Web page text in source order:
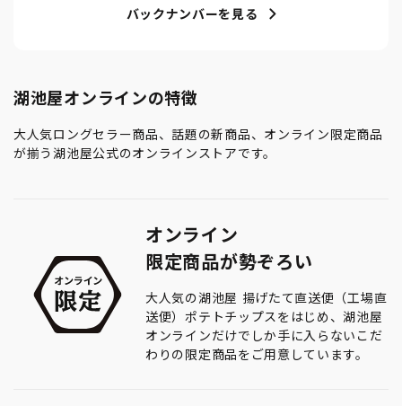
バックナンバーを見る
湖池屋オンラインの特徴
大人気ロングセラー商品、話題の新商品、オンライン限定商品
が揃う湖池屋公式のオンラインストアです。
オンライン
限定商品が勢ぞろい
大人気の湖池屋 揚げたて直送便（工場直
送便）ポテトチップスをはじめ、湖池屋
オンラインだけでしか手に入らないこだ
わりの限定商品をご用意しています。